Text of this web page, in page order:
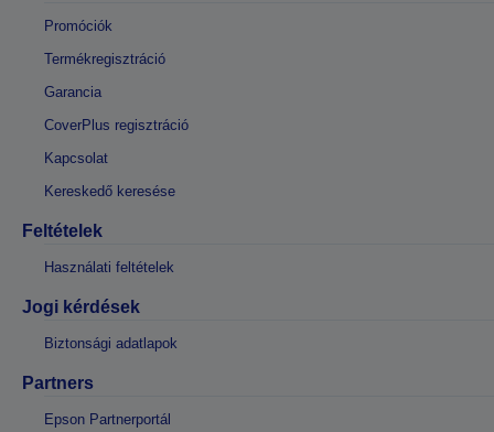
Promóciók
Termékregisztráció
Garancia
CoverPlus regisztráció
Kapcsolat
Kereskedő keresése
Feltételek
Használati feltételek
Jogi kérdések
Biztonsági adatlapok
Partners
Epson Partnerportál